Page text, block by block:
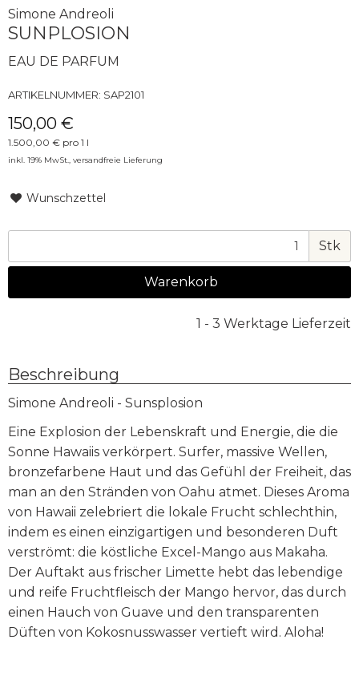
Simone Andreoli
SUNPLOSION
EAU DE PARFUM
ARTIKELNUMMER: SAP2101
150,00 €
1.500,00 € pro 1 l
inkl. 19% MwSt., versandfreie Lieferung
Wunschzettel
Stk
Warenkorb
1 - 3 Werktage Lieferzeit
Beschreibung
Simone Andreoli - Sunsplosion
Eine Explosion der Lebenskraft und Energie, die die
Sonne Hawaiis verkörpert. Surfer, massive Wellen,
bronzefarbene Haut und das Gefühl der Freiheit, das
man an den Stränden von Oahu atmet. Dieses Aroma
von Hawaii zelebriert die lokale Frucht schlechthin,
indem es einen einzigartigen und besonderen Duft
verströmt: die köstliche Excel-Mango aus Makaha.
Der Auftakt aus frischer Limette hebt das lebendige
und reife Fruchtfleisch der Mango hervor, das durch
einen Hauch von Guave und den transparenten
Düften von Kokosnusswasser vertieft wird. Aloha!